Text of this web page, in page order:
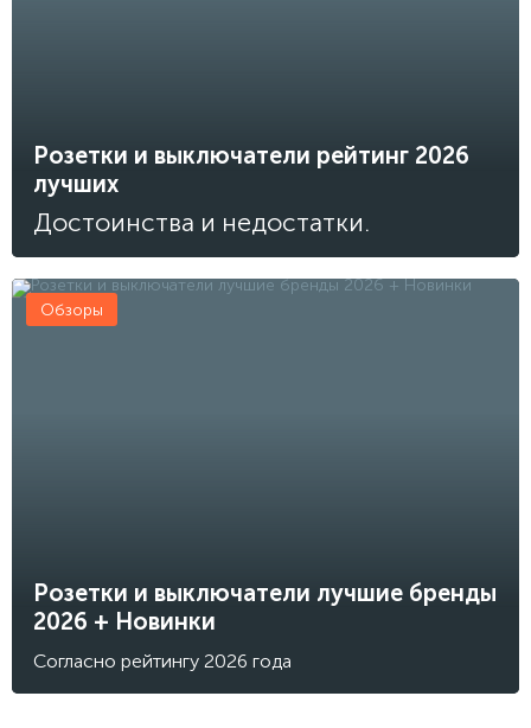
Розетки и выключатели рейтинг 2026
лучших
Достоинства и недостатки.
Розетки и выключатели лучшие бренды
2026 + Новинки
Согласно рейтингу 2026 года
Обзоры